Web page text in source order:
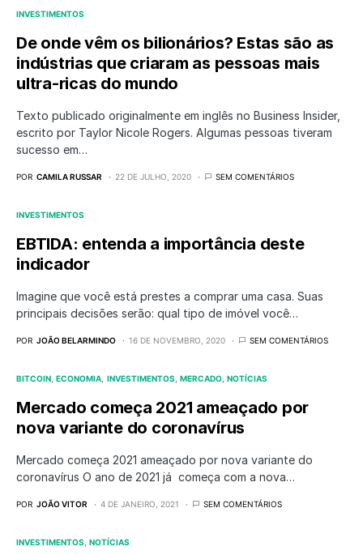
INVESTIMENTOS
De onde vêm os bilionários? Estas são as
indústrias que criaram as pessoas mais
ultra-ricas do mundo
Texto publicado originalmente em inglês no Business Insider,
escrito por Taylor Nicole Rogers. Algumas pessoas tiveram
sucesso em…
POR CAMILA RUSSAR 22 DE JULHO, 2020 SEM COMENTÁRIOS
INVESTIMENTOS
EBTIDA: entenda a importância deste
indicador
Imagine que você está prestes a comprar uma casa. Suas
principais decisões serão: qual tipo de imóvel você…
POR JOÃO BELARMINDO 16 DE NOVEMBRO, 2020 SEM COMENTÁRIOS
BITCOIN ECONOMIA INVESTIMENTOS MERCADO NOTÍCIAS
Mercado começa 2021 ameaçado por
nova variante do coronavírus
Mercado começa 2021 ameaçado por nova variante do
coronavírus O ano de 2021 já começa com a nova…
POR JOÃO VITOR 4 DE JANEIRO, 2021 SEM COMENTÁRIOS
INVESTIMENTOS NOTÍCIAS